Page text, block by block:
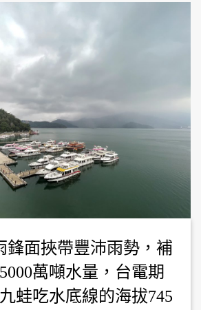
鋒面挾帶豐沛雨勢，補
萬噸水量，台電期
蛙吃水底線的海拔745